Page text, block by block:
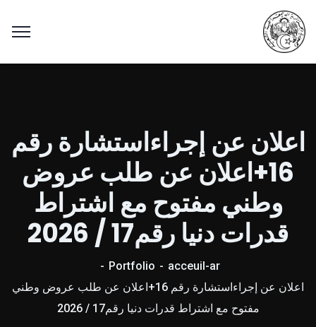
اعلان عن إجراءاستشارة رقم
16+اعلان عن طلب عروض
وطني مفتوح مع اشتراط
قدرات دنيا رقم17 / 2026
acceuil-ar
Portfolio
اعلان عن إجراءاستشارة رقم 16+اعلان عن طلب عروض وطني
مفتوح مع اشتراط قدرات دنيا رقم17 / 2026